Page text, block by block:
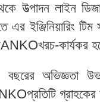
উত্পাদন লাইন
এর ইঞ্জিনিয়ারিং
কার্যকর
অভিজ্ঞতা
গ্রাহকের